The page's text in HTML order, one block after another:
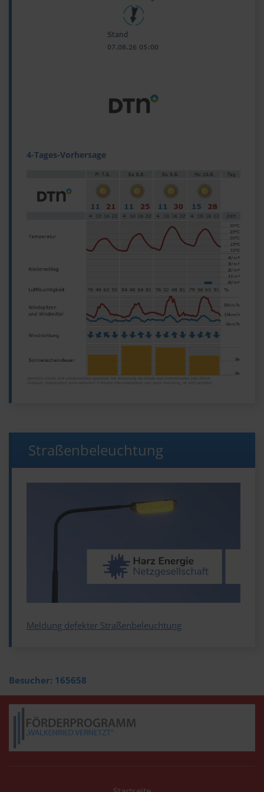
4-Tages-Vorhersage
Straßenbeleuchtung
Meldung defekter Straßenbeleuchtung
Besucher: 165658